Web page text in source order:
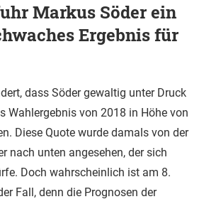
Markus Söder ein
Ergebnis für
dass Söder gewaltig unter Druck
Wahlergebnis von 2018 in Höhe von
Diese Quote wurde damals von der
nach unten angesehen, der sich
Doch wahrscheinlich ist am 8.
Fall, denn die Prognosen der